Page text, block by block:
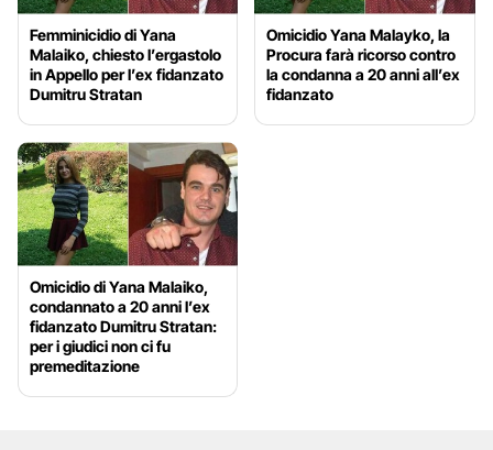
Femminicidio di Yana
Malaiko, chiesto l’ergastolo
in Appello per l’ex fidanzato
Dumitru Stratan
Omicidio Yana Malayko, la
Procura farà ricorso contro
la condanna a 20 anni all’ex
fidanzato
Omicidio di Yana Malaiko,
condannato a 20 anni l’ex
fidanzato Dumitru Stratan:
per i giudici non ci fu
premeditazione